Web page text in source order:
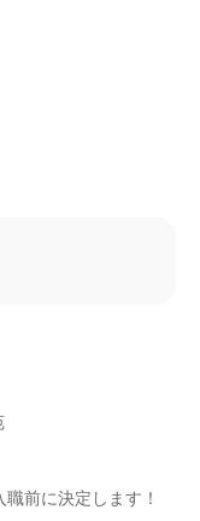
前に決定します！